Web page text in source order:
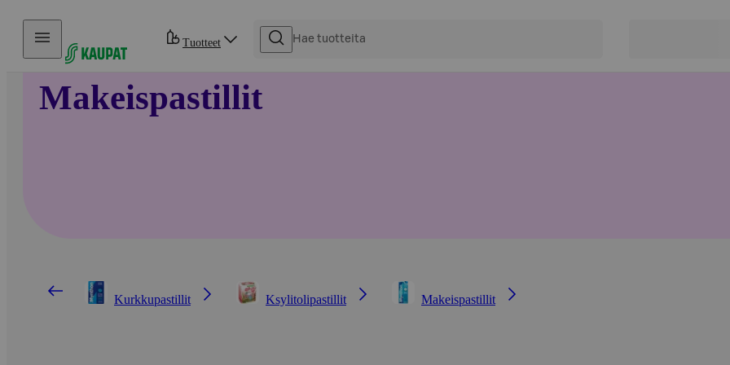
Hyppää sisältöön
Tuotteet
Makeispastillit
Kurkkupastillit Ksylitolipastillit Makeispastillit